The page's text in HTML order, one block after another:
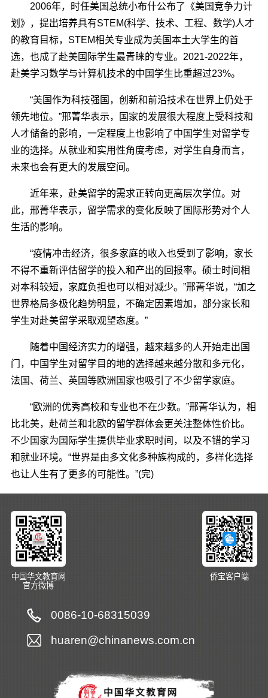
2006年，时任美国总统小布什公布了《美国竞争力计
划》，提出培养具有STEM(科学、技术、工程、数学)人才
的教育目标，STEM相关专业成为美国本土大学生的首
选，也成了赴美国际学生最青睐的专业。2021-2022年，
赴美学习数学与计算机技术的中国学生比重超过23%。
“美国作为科技强国，创新和前沿技术在世界上仍处于
领先地位。”邢菁华表示，国家的发展很大程度上受科技和
人才储备的影响，一定程度上也影响了中国学生对留学专
业的选择。从就业和实用性角度考虑，对学生自身而言，
未来也会有更大的发展空间。
近年来，赴美留学的需求正转向更高层次学位。对
此，邢菁华表示，留学需求的变化反映了国际形势对个人
生活的影响。
“疫情冲击经济，很多家庭的收入也受到了影响，家长
不得不重新评估留学的投入和产出的回报率。硕士时间相
对本科较短，家庭负担也可以相对减少。”邢菁华说，“加之
世界格局多极化趋势明显，不确定因素增加，部分家长和
学生对赴美留学采取观望态度。”
随着中国经济实力的增强，越来越多的人开始走出国
门，中国学生对留学目的地的选择越来越分散和多元化，
法国、荷兰、英国等欧洲国家也吸引了不少留学家庭。
“欧洲的优秀高校和专业也不在少数。”邢菁华认为，相
比北美，赴荷兰和北欧的留学群体会更关注整体性价比。
不少国家为国际学生提供毕业求职时间，以及不错的学习
和就业环境。“世界是由多文化多种族构成的，多样化选择
也让人生有了更多的可能性。”(完)
中国华文教育网
官方微博
侨宝客户端
0086-10-68315039
huaren@chinanews.com.cn